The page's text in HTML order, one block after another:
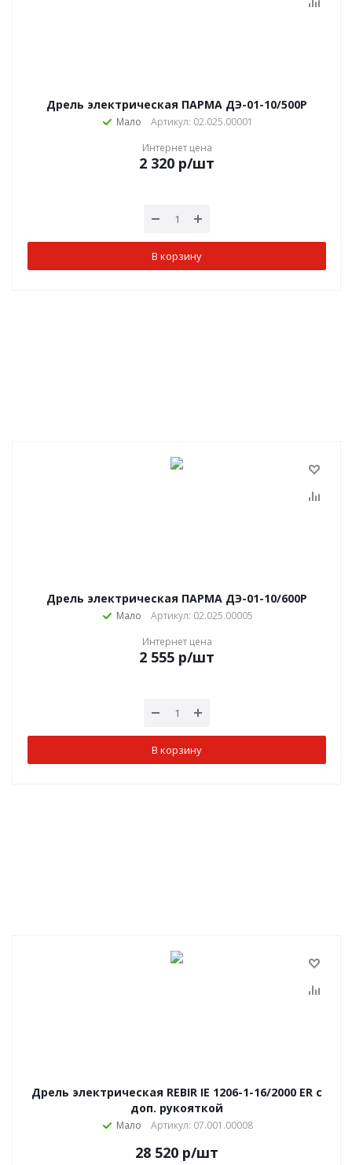
Дрель электрическая ПАРМА ДЭ-01-10/500Р
Мало
Артикул: 02.025.00001
Интернет цена
2 320 р/шт
В корзину
Дрель электрическая ПАРМА ДЭ-01-10/600P
Мало
Артикул: 02.025.00005
Интернет цена
2 555 р/шт
В корзину
Дрель электрическая REBIR IE 1206-1-16/2000 ЕR с
доп. рукояткой
Мало Артикул: 07.001.00008
28 520 р/шт